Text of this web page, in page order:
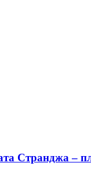
Странджа –